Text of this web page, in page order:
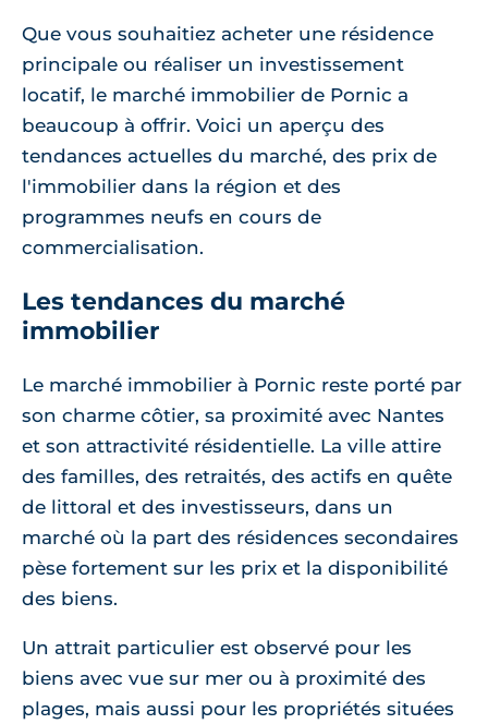
Que vous souhaitiez acheter une résidence
principale ou réaliser un investissement
locatif, le marché immobilier de Pornic a
beaucoup à offrir. Voici un aperçu des
tendances actuelles du marché, des prix de
l'immobilier dans la région et des
programmes neufs en cours de
commercialisation.
Les tendances du marché
immobilier
Le marché immobilier à Pornic reste porté par
son charme côtier, sa proximité avec Nantes
et son attractivité résidentielle. La ville attire
des familles, des retraités, des actifs en quête
de littoral et des investisseurs, dans un
marché où la part des résidences secondaires
pèse fortement sur les prix et la disponibilité
des biens.
Un attrait particulier est observé pour les
biens avec vue sur mer ou à proximité des
plages, mais aussi pour les propriétés situées